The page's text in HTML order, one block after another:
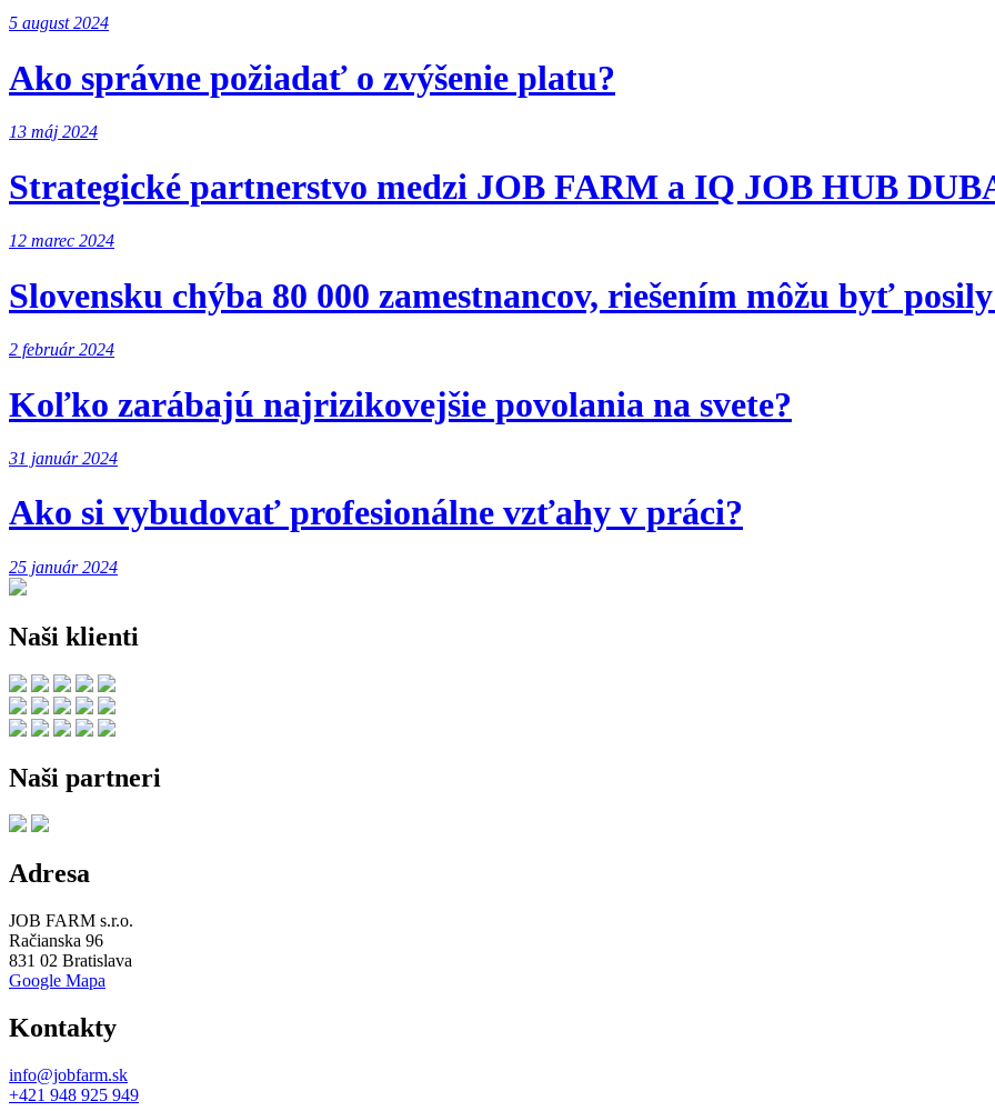
5 august 2024
Ako správne požiadať o zvýšenie platu?
13 máj 2024
Strategické partnerstvo medzi JOB FARM a IQ JOB HUB
12 marec 2024
Slovensku chýba 80 000 zamestnancov, riešením môžu byť
2 február 2024
Koľko zarábajú najrizikovejšie povolania na svete?
31 január 2024
Ako si vybudovať profesionálne vzťahy v práci?
25 január 2024
Naši klienti
Naši partneri
Adresa
JOB FARM s.r.o.
Račianska 96
831 02 Bratislava
Google Mapa
Kontakty
info@jobfarm.sk
+421 948 925 949